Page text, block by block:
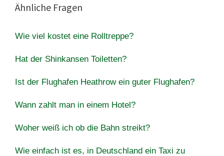
Ähnliche Fragen
Wie viel kostet eine Rolltreppe?
Hat der Shinkansen Toiletten?
Ist der Flughafen Heathrow ein guter Flughafen?
Wann zahlt man in einem Hotel?
Woher weiß ich ob die Bahn streikt?
Wie einfach ist es, in Deutschland ein Taxi zu